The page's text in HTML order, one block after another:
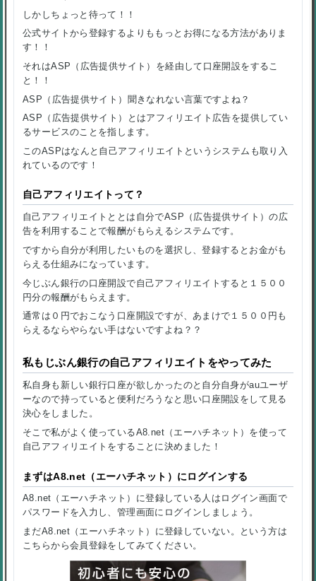
しかしちょっと待って！！
公式サイトから登録するよりももっとお得になる方法がありま
す！！
それはASP（広告提供サイト）を経由して口座開設をするこ
と！！
ASP（広告提供サイト）聞きなれない言葉ですよね？
ASP（広告提供サイト）とはアフィリエイト広告を提供してい
るサービスのことを指します。
このASPはなんと自己アフィリエイトというシステムも取り入
れているのです！
自己アフィリエイトって？
自己アフィリエイトととは自分でASP（広告提供サイト）の広
告を利用することで報酬がもらえるシステムです。
ですから自分が利用したいものを選択し、登録するとお金がも
らえる仕組みになっています。
今じぶん銀行の口座開設で自己アフィリエイトすると１５００
円分の報酬がもらえます。
通常は０円でおこなう口座開設ですが、あまけで１５００円も
らえるならやらない手はないですよね？？
私もじぶん銀行の自己アフィリエイトをやってみた
私自身も新しい銀行口座が欲しかったのと自分自身がauユーザ
ーなので持っていると便利だろうなと思い口座開設をして見る
決心をしました。
そこで私がよく使っているA8.net（エーハチネット）を使って
自己アフィリエイトをすることに決めました！
まずはA8.net（エーハチネット）にログインする
A8.net（エーハチネット）に登録している人はログイン画面で
パスワードを入力し、管理画面にログインしましょう。
まだA8.net（エーハチネット）に登録していない。という方は
こちらから会員登録をしてみてください。